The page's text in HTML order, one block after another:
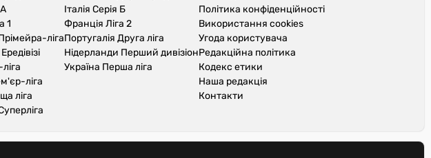
1
ліга
ліга
ліга
Італія Серія Б
Франція Ліга 2
Португалія Друга ліга
Нідерланди Перший дивізіон
Україна Перша ліга
Політика конфіденційності
Використання cookies
Угода користувача
Редакційна політика
Кодекс етики
Наша редакція
Контакти